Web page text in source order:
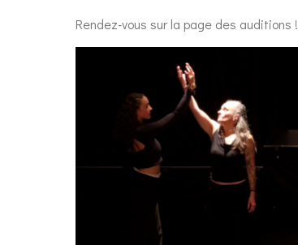
Rendez-vous sur la page des auditions !